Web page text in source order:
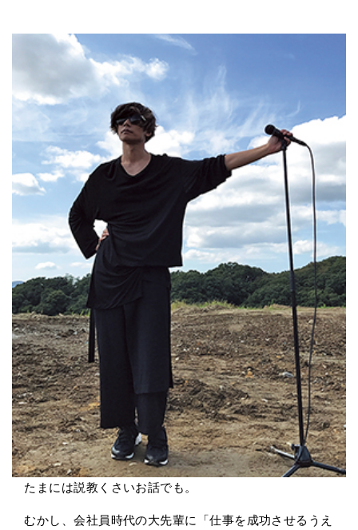
たまには説教くさいお話でも。
むかし、会社員時代の大先輩に「仕事を成功させるうえ